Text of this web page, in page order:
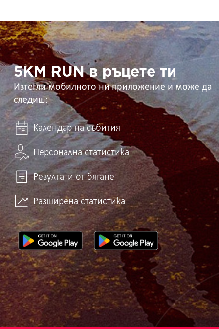
5KM
RUN
в
ръцете
ти 5KM RUN в ръцете ти
Изтегли мобилното ни приложение и може да
следиш:
Календар на събития
Персонална статистика
Резултати от бягане
Разширена статистика